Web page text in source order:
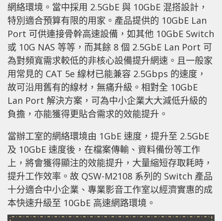
網絡環境。當中採用 2.5GbE 與 10GbE 混搭設計，
特別適合預算有限的用家。產品提供的 10GbE Lan
Port 可供連接骨幹高速設備，如其他 10GbE Switch
或 10G NAS 等等，而其餘 8 個 2.5GbE Lan Port 可
為對頻寬需求較低的非核心設備提升網速。且一般家
用常見的 CAT 5e 線材已能兼容 2.5Gbps 的速度，
故可沿用舊有的線材，無痛升級。相對全 10GbE
Lan Port 解決方案，可為中小企業大大減低升級的
負擔，亦能獲得更貼合需求的效能提升。
當辦工室的網絡環境由 1GbE 速度，提升至 2.5GbE
及 10GbE 速度後，在檔案傳輸、資料備份等工作
上，將會獲得顯注的效能提升，大量縮短存取耗時，
提升工作效率。故 QSW-M2108 系列的 Switch 產品
十分適合中小企業、專業影音工作室以經濟實惠的成
本快速升級至 10GbE 高速網路環境。